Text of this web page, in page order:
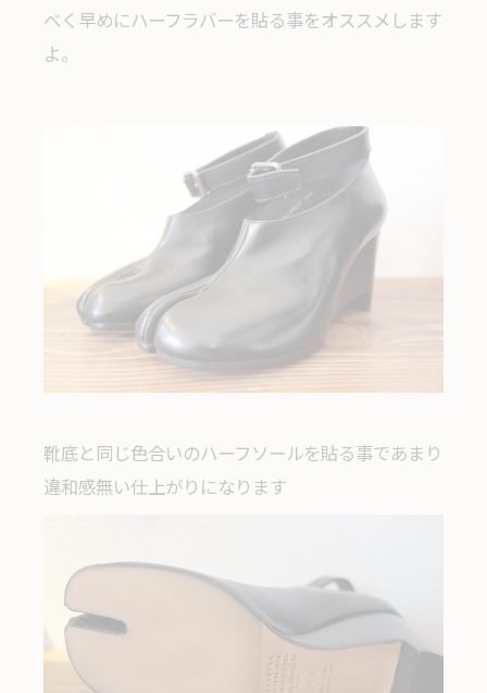
べく早めにハーフラバーを貼る事をオススメします
よ。
靴底と同じ色合いのハーフソールを貼る事であまり
違和感無い仕上がりになります